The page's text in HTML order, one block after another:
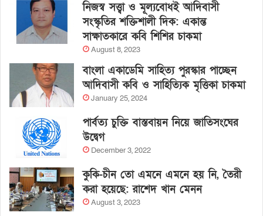
নিজস্ব সত্ত্বা ও মূল্যবোধই আদিবাসী
সংস্কৃতির শক্তিশালী দিক: একান্ত
সাক্ষাতকারে কবি শিশির চাকমা
August 8, 2023
বাংলা একাডেমি সাহিত্য পুরস্কার পাচ্ছেন
আদিবাসী কবি ও সাহিত্যিক মৃত্তিকা চাকমা
January 25, 2024
পার্বত্য চুক্তি বাস্তবায়ন নিয়ে জাতিসংঘের
উদ্বেগ
December 3, 2022
কুকি-চীন তো এমনে এমনে হয় নি, তৈরী
করা হয়েছে: রাশেদ খান মেনন
August 3, 2023